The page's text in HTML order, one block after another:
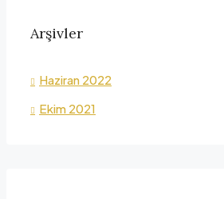
Arşivler
Haziran 2022
Ekim 2021